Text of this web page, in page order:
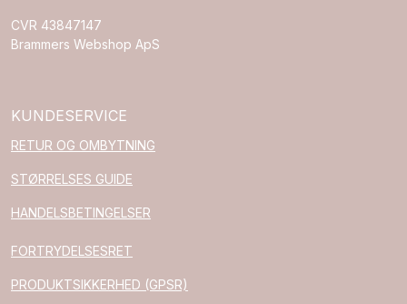
CVR 43847147
Brammers Webshop ApS
KUNDESERVICE
RETUR OG OMBYTNING
STØRRELSES GUIDE
HANDELSBETINGELSER
FORTRYDELSESRET
PRODUKTSIKKERHED (GPSR)